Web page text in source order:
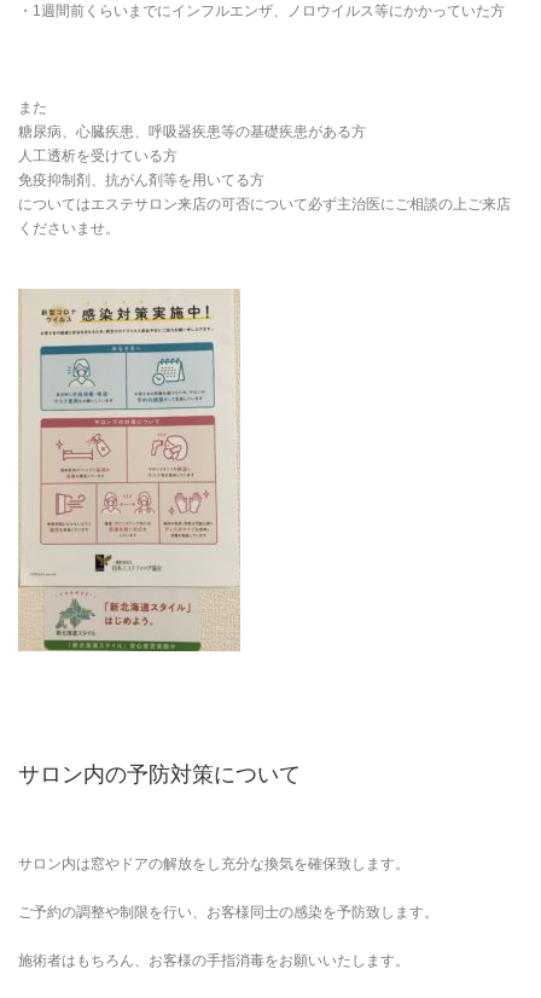
・1週間前くらいまでにインフルエンザ、ノロウイルス等にかかっていた方
また
糖尿病、心臓疾患、呼吸器疾患等の基礎疾患がある方
人工透析を受けている方
免疫抑制剤、抗がん剤等を用いてる方
についてはエステサロン来店の可否について必ず主治医にご相談の上ご来店
くださいませ。
サロン内の予防対策について
サロン内は窓やドアの解放をし充分な換気を確保致します。
ご予約の調整や制限を行い、お客様同士の感染を予防致します。
施術者はもちろん、お客様の手指消毒をお願いいたします。